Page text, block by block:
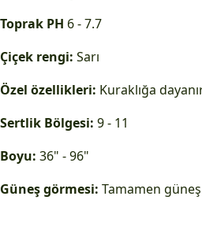
Toprak PH 6 - 7.7
Çiçek rengi: Sarı
Özel özellikleri: Kuraklığa
Sertlik Bölgesi: 9 - 11
Boyu: 36" - 96"
Güneş görmesi: Tamamen güneş